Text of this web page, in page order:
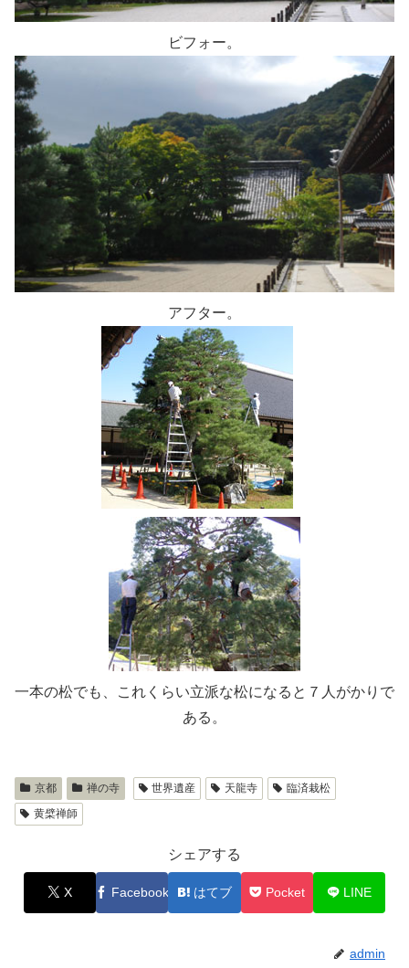
ビフォー。
アフター。
一本の松でも、これくらい立派な松になると７人がかりで
ある。
京都 禅の寺 世界遺産 天龍寺
臨済栽松
黄檗禅師
シェアする
X Facebook はてブ Pocket LINE
admin